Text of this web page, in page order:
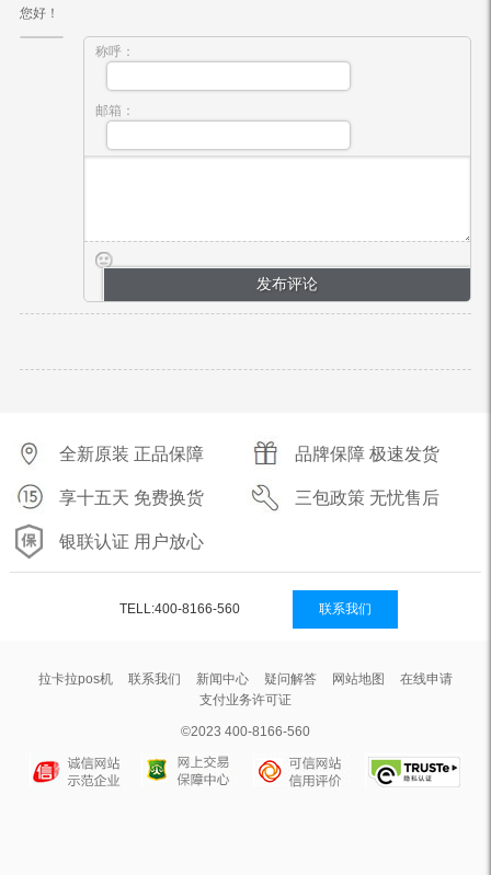
您好！
称呼：
邮箱：
全新原装 正品保障 品牌保障 极速发货
享十五天 免费换货 三包政策 无忧售后
银联认证 用户放心
TELL:400-8166-560 联系我们
拉卡拉pos机 联系我们 新闻中心 疑问解答 网站地图
在线申请
支付业务许可证
©2023 400-8166-560